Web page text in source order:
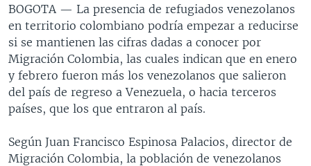
DEPORTIVO INTERNACIONAL
NOTA ECONÓMICA
ENTRETENIMIENTO
Idiomas
BOGOTA — La presencia de refugiados venezolanos
en territorio colombiano podría empezar a reducirse
si se mantienen las cifras dadas a conocer por
Migración Colombia, las cuales indican que en enero
y febrero fueron más los venezolanos que salieron
del país de regreso a Venezuela, o hacia terceros
países, que los que entraron al país.
Según Juan Francisco Espinosa Palacios, director de
Migración Colombia, la población de venezolanos